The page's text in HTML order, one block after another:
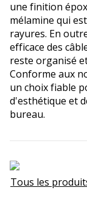
une finition
mélamine qui
rayures. En
efficace des
reste organisé
Conforme aux
un choix fiable
d'esthétique et
bureau.
Tous les